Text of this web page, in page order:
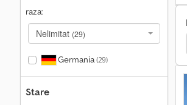
raza:
Nelimitat (29)
Germania(29)
Stare
Kögel Altele Kögel Șasiu